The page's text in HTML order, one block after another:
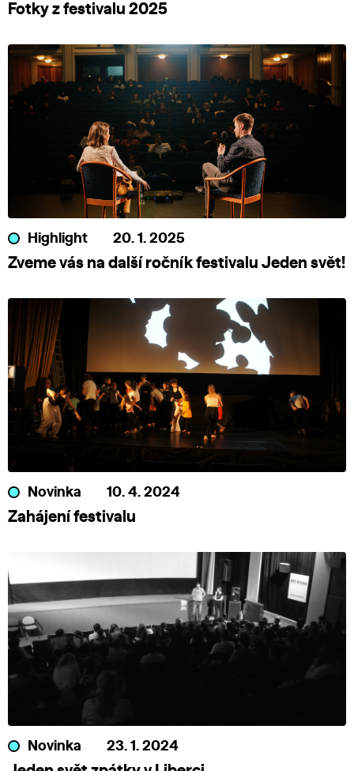
Fotky z festivalu 2025
Highlight 20. 1. 2025
Zveme vás na další ročník festivalu Jeden svět!
Novinka 10. 4. 2024
Zahájení festivalu
Novinka 23. 1. 2024